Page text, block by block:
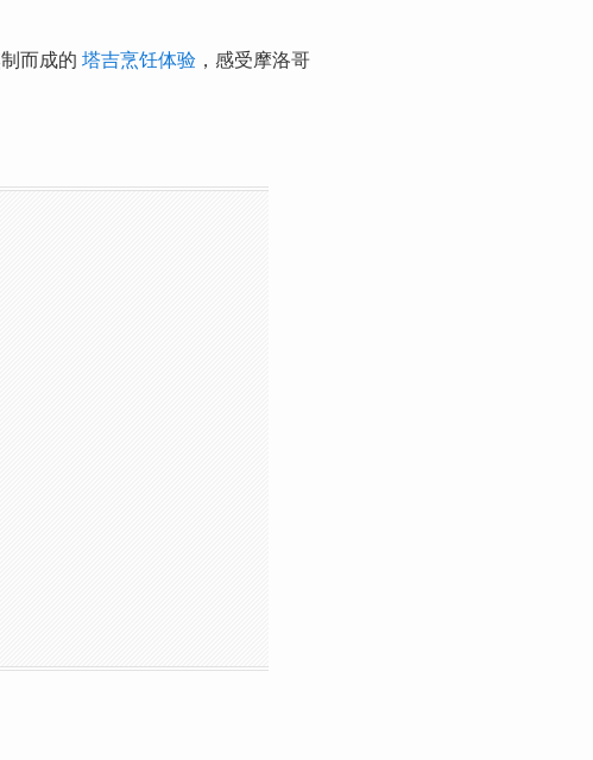
而成的 塔吉烹饪体验 ，感受摩洛哥